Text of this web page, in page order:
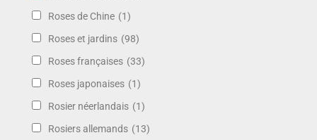
Roses de Chine (1)
Roses et jardins (98)
Roses françaises (33)
Roses japonaises (1)
Rosier néerlandais (1)
Rosiers allemands (13)